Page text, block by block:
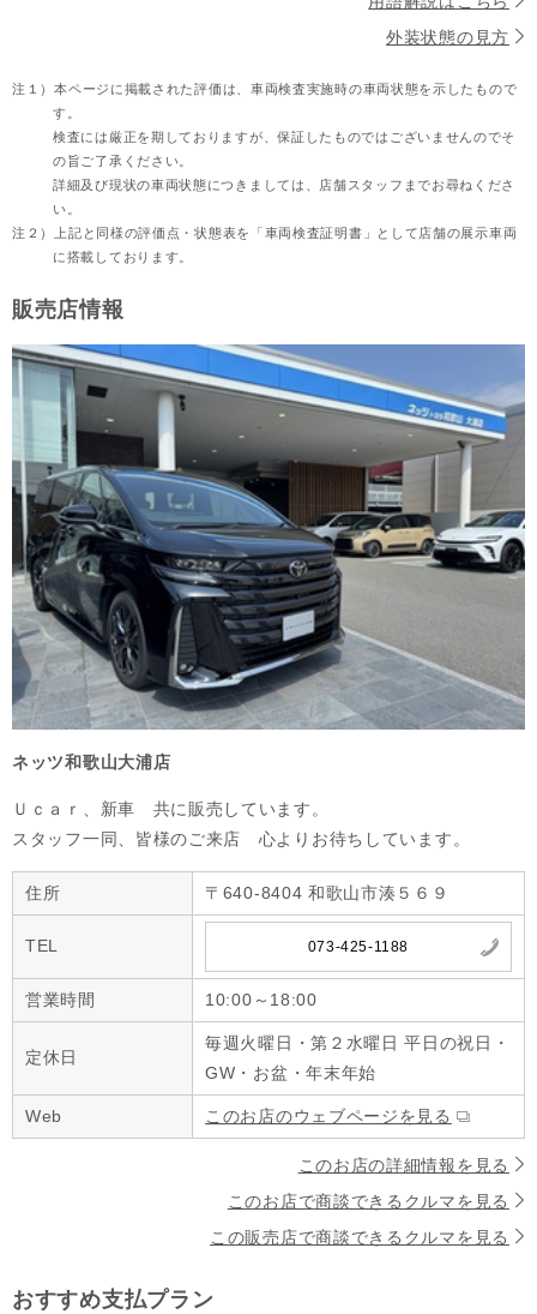
外装状態の見方
注１）本ページに掲載された評価は、車両検査実施時の車両状態を示したもので
す。
検査には厳正を期しておりますが、保証したものではございませんのでそ
の旨ご了承ください。
詳細及び現状の車両状態につきましては、店舗スタッフまでお尋ねくださ
い。
注２）
上記と同様の評価点・状態表を「車両検査証明書」として店舗の展示車両
に搭載しております。
販売店情報
ネッツ和歌山大浦店
Ｕｃａｒ、新車　共に販売しています。
スタッフ一同、皆様のご来店　心よりお待ちしています。
住所 〒640-8404 和歌山市湊５６９
TEL 073-425-1188
営業時間 10:00～18:00
定休日
毎週火曜日・第２水曜日 平日の祝日・
GW・お盆・年末年始
Web このお店のウェブページを見る
このお店の詳細情報を見る
このお店で商談できるクルマを見る
この販売店で商談できるクルマを見る
おすすめ支払プラン